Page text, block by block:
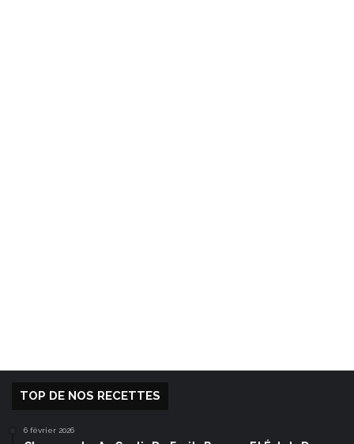
TOP DE NOS RECETTES
6 février 2026